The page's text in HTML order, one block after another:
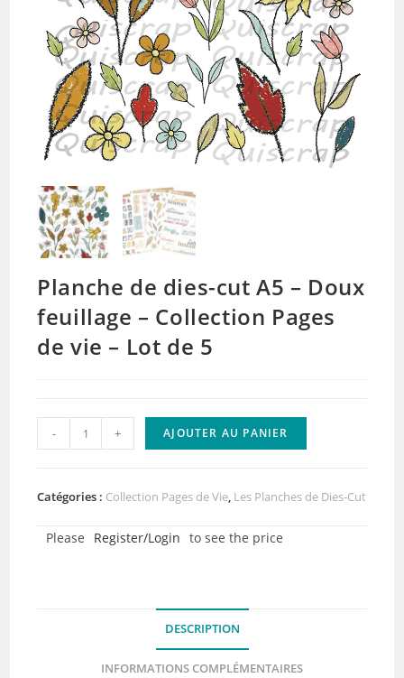
Planche de dies-cut A5 – Doux
feuillage – Collection Pages
de vie – Lot de 5
quantité
de
de
cut
- + AJOUTER AU PANIER
Catégories : Collection Pages de Vie, Les Planches de Dies-Cut
Please Register/Login to see the price
DESCRIPTION
INFORMATIONS COMPLÉMENTAIRES